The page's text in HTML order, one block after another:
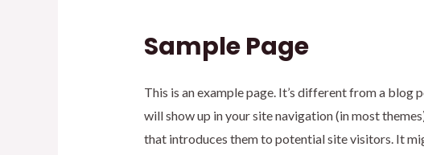
Sample Page
This is an example page. It’s different from a blog
will show up in your site navigation (in most
that introduces them to potential site visitors. It